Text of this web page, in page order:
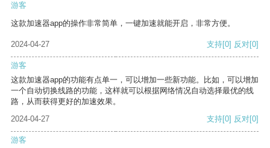
游客
这款加速器app的操作非常简单，一键加速就能开启，非常方便。
2024-04-27 支持[0] 反对[0]
游客
这款加速器app的功能有点单一，可以增加一些新功能。比如，可以增加
一个自动切换线路的功能，这样就可以根据网络情况自动选择最优的线
路，从而获得更好的加速效果。
2024-04-27
支持[0] 反对[0]
游客